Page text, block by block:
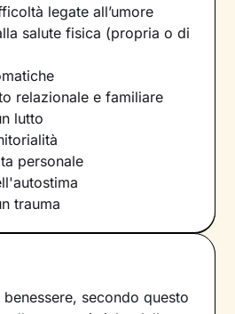
legate all’umore
salute fisica (propria o di
relazionale e familiare
lutto
personale
trauma
secondo questo